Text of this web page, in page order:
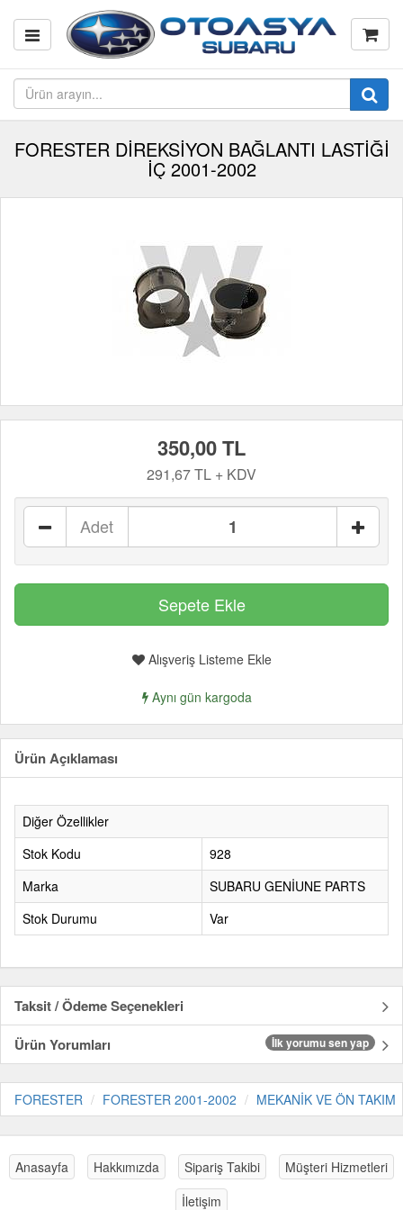
FORESTER DİREKSİYON BAĞLANTI LASTİĞİ
İÇ 2001-2002
350,00 TL
291,67 TL + KDV
Adet
Alışveriş Listeme Ekle
Aynı gün kargoda
Ürün Açıklaması
Diğer Özellikler
Stok Kodu
928
Marka
SUBARU GENİUNE PARTS
Stok Durumu
Var
Taksit / Ödeme Seçenekleri
Ürün Yorumları
İlk yorumu sen yap
FORESTER FORESTER 2001-2002 MEKANİK VE ÖN TAKIM
Anasayfa Hakkımızda Sipariş Takibi
Müşteri Hizmetleri
İletişim